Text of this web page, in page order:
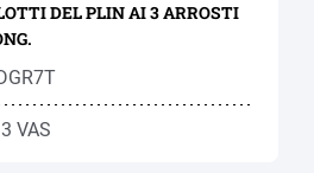
DEL PLIN AI 3 ARROSTI
VAS